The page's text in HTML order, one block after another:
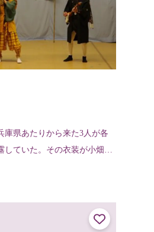
庫県あたりから来た3人が各
ていた。その衣装が小畑区